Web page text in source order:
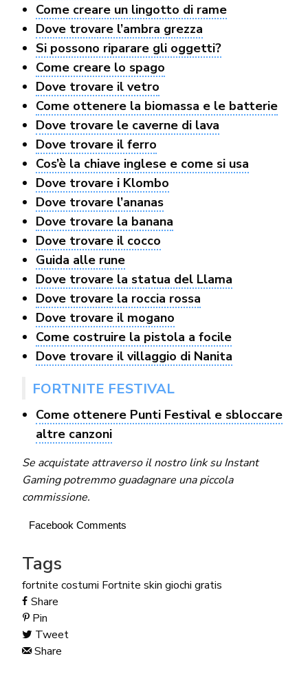
Come creare un lingotto di rame
Dove trovare l’ambra grezza
Si possono riparare gli oggetti?
Come creare lo spago
Dove trovare il vetro
Come ottenere la biomassa e le batterie
Dove trovare le caverne di lava
Dove trovare il ferro
Cos’è la chiave inglese e come si usa
Dove trovare i Klombo
Dove trovare l’ananas
Dove trovare la banana
Dove trovare il cocco
Guida alle rune
Dove trovare la statua del Llama
Dove trovare la roccia rossa
Dove trovare il mogano
Come costruire la pistola a focile
Dove trovare il villaggio di Nanita
FORTNITE FESTIVAL
Come ottenere Punti Festival e sbloccare
altre canzoni
Se acquistate attraverso il nostro link su Instant
Gaming potremmo guadagnare una piccola
commissione.
Facebook Comments
Tags
fortnite costumi Fortnite skin giochi gratis
Share
Pin
Tweet
Share